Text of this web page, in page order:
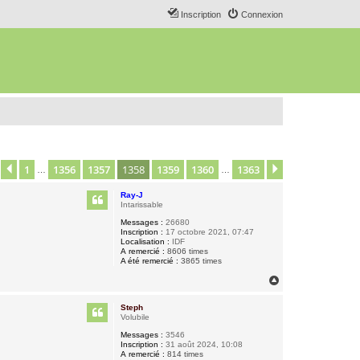
Connexion
Inscription
1358sur1363
Précédent
1 1356 1357 1358 1359 1360 1363
Ray-J
Intarissable
Messages : 26680
Inscription : 17 octobre 2021, 07:47
Localisation : IDF
A remercié : 8606 times
A été remercié : 3865 times
Steph
Volubile
Messages : 3546
Inscription : 31 août 2024, 10:08
A remercié : 814 times